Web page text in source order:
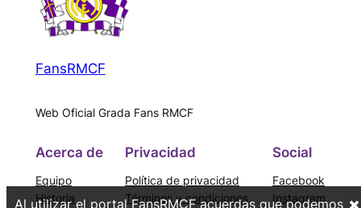
FansRMCF
Web Oficial Grada Fans RMCF
Acerca de
Equipo
Historia
Privacidad
Política de privacidad
Términos y condiciones
Social
Facebook
Instagram
Al utilizar el portal FansRMCF acuerdas que podemos